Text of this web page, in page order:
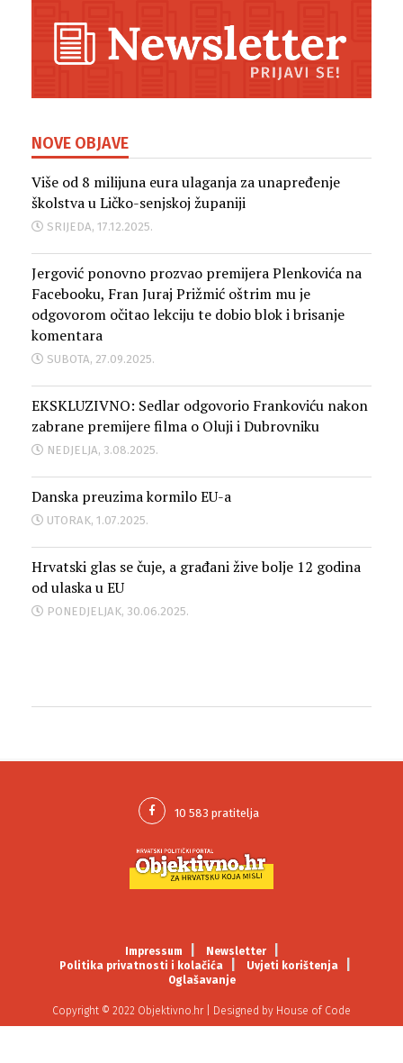
NOVE OBJAVE
Više od 8 milijuna eura ulaganja za unapređenje
školstva u Ličko-senjskoj županiji
SRIJEDA, 17.12.2025.
Jergović ponovno prozvao premijera Plenkovića na
Facebooku, Fran Juraj Prižmić oštrim mu je
odgovorom očitao lekciju te dobio blok i brisanje
komentara
SUBOTA, 27.09.2025.
EKSKLUZIVNO: Sedlar odgovorio Frankoviću nakon
zabrane premijere filma o Oluji i Dubrovniku
NEDJELJA, 3.08.2025.
Danska preuzima kormilo EU-a
UTORAK, 1.07.2025.
Hrvatski glas se čuje, a građani žive bolje 12 godina
od ulaska u EU
PONEDJELJAK, 30.06.2025.
Impressum
Newsletter
Politika privatnosti i kolačića
Uvjeti korištenja
Oglašavanje
Copyright © 2022 Objektivno.hr | Designed by House of Code